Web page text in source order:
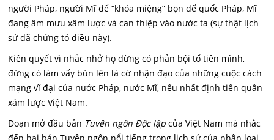
người Pháp, người Mĩ để “khóa miệng” bọn đế quốc Pháp, Mĩ
đang âm mưu xâm lược và can thiệp vào nước ta (sự thật lịch
sử đã chứng tỏ điều này).
Kiên quyết vì nhắc nhở họ đừng có phản bội tổ tiên mình,
đừng có làm vấy bùn lên lá cờ nhận đạo của những cuộc cách
mạng vĩ đại của nước Pháp, nước Mĩ, nếu nhất định tiến quân
xám lược Việt Nam.
Đoạn mở đầu bản Tuvên ngôn Độc lập của Việt Nam mà nhắc